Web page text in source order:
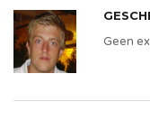
Geen